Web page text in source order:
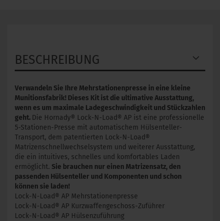
BESCHREIBUNG
Verwandeln Sie Ihre Mehrstationenpresse in eine kleine
Munitionsfabrik! Dieses Kit ist die ultimative Ausstattung,
wenn es um maximale Ladegeschwindigkeit und Stückzahlen
geht. Die Hornady® Lock-N-Load® AP ist eine professionelle
5-Stationen-Presse mit automatischem Hülsenteller-
Transport, dem patentierten Lock-N-Load®
Matrizenschnellwechselsystem und weiterer Ausstattung,
die ein intuitives, schnelles und komfortables Laden
ermöglicht. Sie brauchen nur einen Matrizensatz, den
passenden Hülsenteller und Komponenten und schon
können sie laden!
Lock-N-Load® AP Mehrstationenpresse
Lock-N-Load® AP Kurzwaffengeschoss-Zuführer
Lock-N-Load® AP Hülsenzuführung